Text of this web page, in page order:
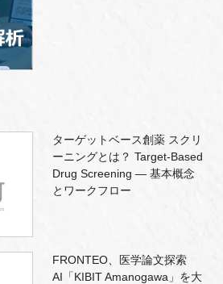
ターゲットベース創薬 スクリ
ーニングとは？ Target-Based
Drug Screening — 基本概念
とワークフロー
FRONTEO、医学論文探索
AI「KIBIT Amanogawa」を大